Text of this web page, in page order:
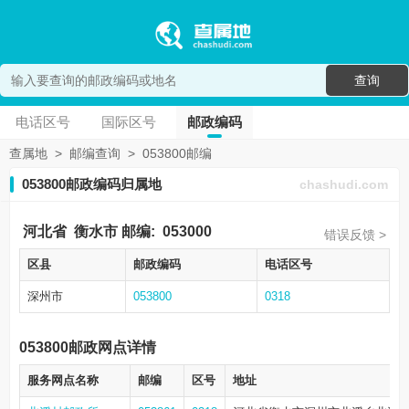
查询
电话区号 国际区号 邮政编码
查属地 > 邮编查询 > 053800邮编
053800邮政编码归属地 chashudi.com
河北省 衡水市 邮编: 053000 错误反馈 >
区县 邮政编码 电话区号
深州市 053800 0318
053800邮政网点详情
服务网点名称 邮编 区号 地址